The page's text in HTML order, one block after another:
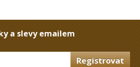
a slevy emailem